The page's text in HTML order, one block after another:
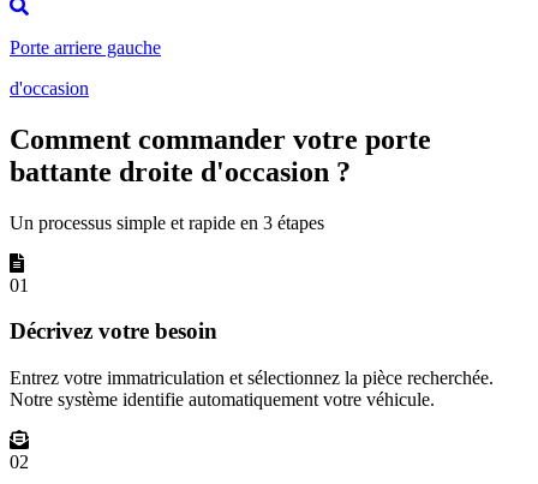
Porte arriere gauche
d'occasion
Comment commander votre porte
battante droite d'occasion ?
Un processus simple et rapide en 3 étapes
01
Décrivez votre besoin
Entrez votre immatriculation et sélectionnez la pièce recherchée.
Notre système identifie automatiquement votre véhicule.
02